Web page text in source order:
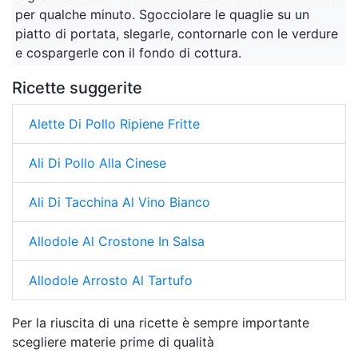
per qualche minuto. Sgocciolare le quaglie su un
piatto di portata, slegarle, contornarle con le verdure
e cospargerle con il fondo di cottura.
Ricette suggerite
Alette Di Pollo Ripiene Fritte
Ali Di Pollo Alla Cinese
Ali Di Tacchina Al Vino Bianco
Allodole Al Crostone In Salsa
Allodole Arrosto Al Tartufo
Per la riuscita di una ricette è sempre importante
scegliere materie prime di qualità